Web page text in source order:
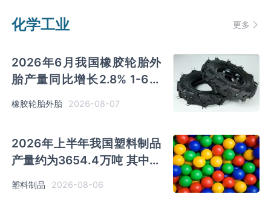
化学工业 更多
2026年6月我国橡胶轮胎外
胎产量同比增长2.8% 1-6月
累计产量同比增长2%
橡胶轮胎外胎 2026-08-07
2026年上半年我国塑料制品
产量约为3654.4万吨 其中江
苏、浙江产量分别占比
18.9%、16.0%
塑料制品 2026-08-06